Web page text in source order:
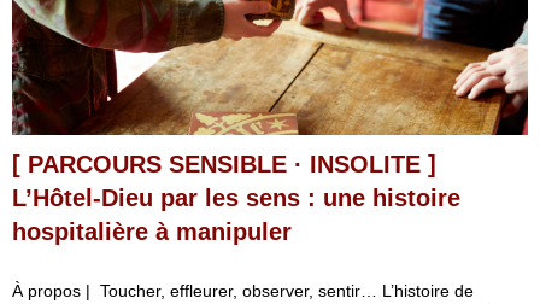
L’Hôtel-Dieu par les sens : une histoire
hospitalière à manipuler
[ PARCOURS SENSIBLE · INSOLITE ]
À propos | Toucher, effleurer, observer, sentir… L’histoire de